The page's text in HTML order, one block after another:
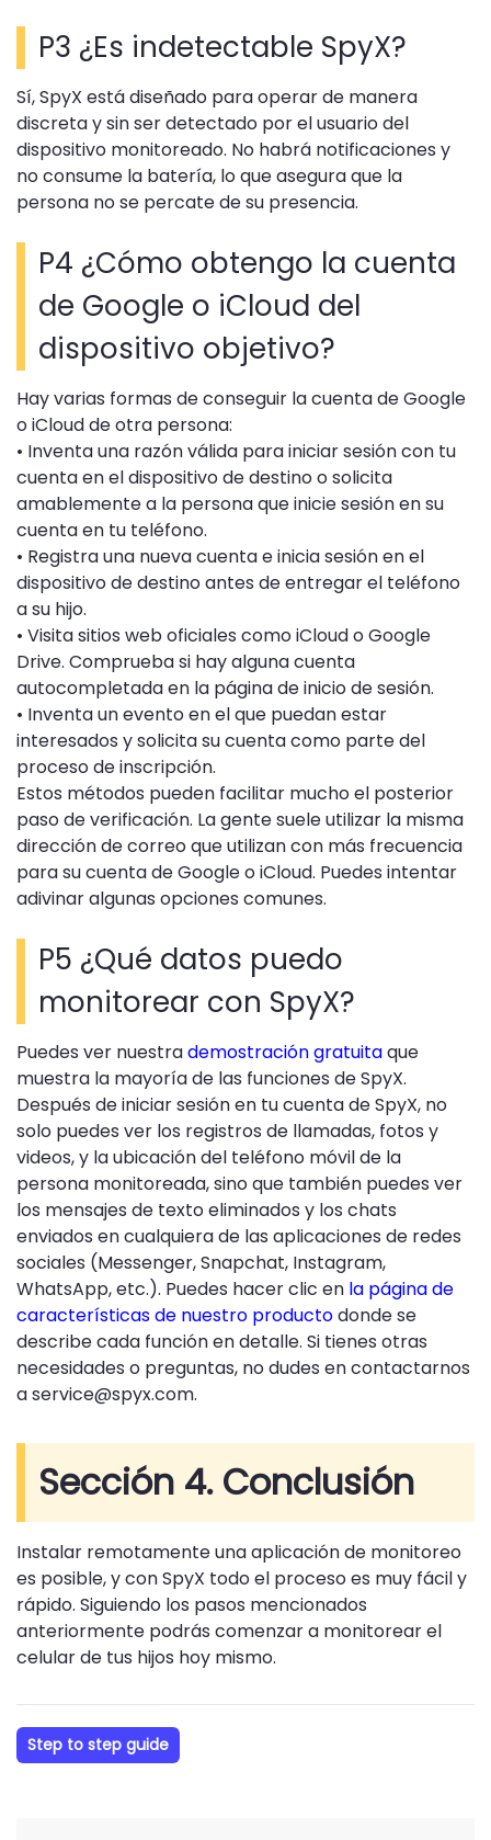
P3 ¿Es indetectable SpyX?
Sí, SpyX está diseñado para operar de manera
discreta y sin ser detectado por el usuario del
dispositivo monitoreado. No habrá notificaciones y
no consume la batería, lo que asegura que la
persona no se percate de su presencia.
P4 ¿Cómo obtengo la cuenta
de Google o iCloud del
dispositivo objetivo?
Hay varias formas de conseguir la cuenta de Google
o iCloud de otra persona:
• Inventa una razón válida para iniciar sesión con tu
cuenta en el dispositivo de destino o solicita
amablemente a la persona que inicie sesión en su
cuenta en tu teléfono.
• Registra una nueva cuenta e inicia sesión en el
dispositivo de destino antes de entregar el teléfono
a su hijo.
• Visita sitios web oficiales como iCloud o Google
Drive. Comprueba si hay alguna cuenta
autocompletada en la página de inicio de sesión.
• Inventa un evento en el que puedan estar
interesados y solicita su cuenta como parte del
proceso de inscripción.
Estos métodos pueden facilitar mucho el posterior
paso de verificación. La gente suele utilizar la misma
dirección de correo que utilizan con más frecuencia
para su cuenta de Google o iCloud. Puedes intentar
adivinar algunas opciones comunes.
P5 ¿Qué datos puedo
monitorear con SpyX?
Puedes ver nuestrademostración gratuitaque
muestra la mayoría de las funciones de SpyX.
Después de iniciar sesión en tu cuenta de SpyX, no
solo puedes ver los registros de llamadas, fotos y
videos, y la ubicación del teléfono móvil de la
persona monitoreada, sino que también puedes ver
los mensajes de texto eliminados y los chats
enviados en cualquiera de las aplicaciones de redes
sociales (Messenger, Snapchat, Instagram,
WhatsApp, etc.). Puedes hacer clic en la página de
características de nuestro productodonde se
describe cada función en detalle. Si tienes otras
necesidades o preguntas, no dudes en contactarnos
a service@spyx.com.
Sección 4. Conclusión
Instalar remotamente una aplicación de monitoreo
es posible, y con SpyX todo el proceso es muy fácil y
rápido. Siguiendo los pasos mencionados
anteriormente podrás comenzar a monitorear el
celular de tus hijos hoy mismo.
Step to step guide